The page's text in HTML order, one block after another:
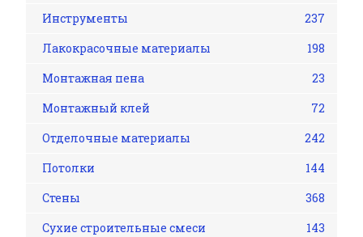
Инструменты
237
Лакокрасочные материалы
198
Монтажная пена
23
Монтажный клей
72
Отделочные материалы
242
Потолки
144
Стены
368
Сухие строительные смеси
143